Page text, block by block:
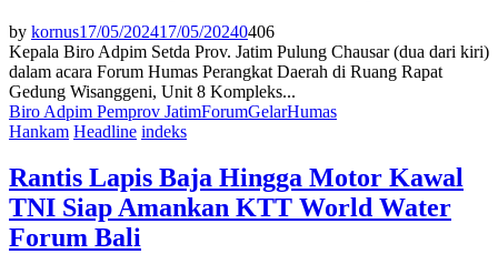
by kornus17/05/202417/05/20240406
Kepala Biro Adpim Setda Prov. Jatim Pulung Chausar (dua dari kiri)
dalam acara Forum Humas Perangkat Daerah di Ruang Rapat
Gedung Wisanggeni, Unit 8 Kompleks...
Biro Adpim Pemprov JatimForumGelarHumas
Hankam Headline indeks
Rantis Lapis Baja Hingga Motor Kawal
TNI Siap Amankan KTT World Water
Forum Bali